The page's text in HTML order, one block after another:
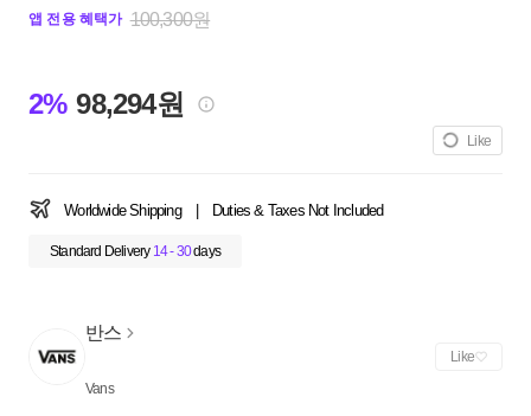
앱 전용 혜택가 100,300원
2% 98,294원
Like
Worldwide Shipping Duties & Taxes Not Included
Standard Delivery 14 - 30days
반스
Vans
Like